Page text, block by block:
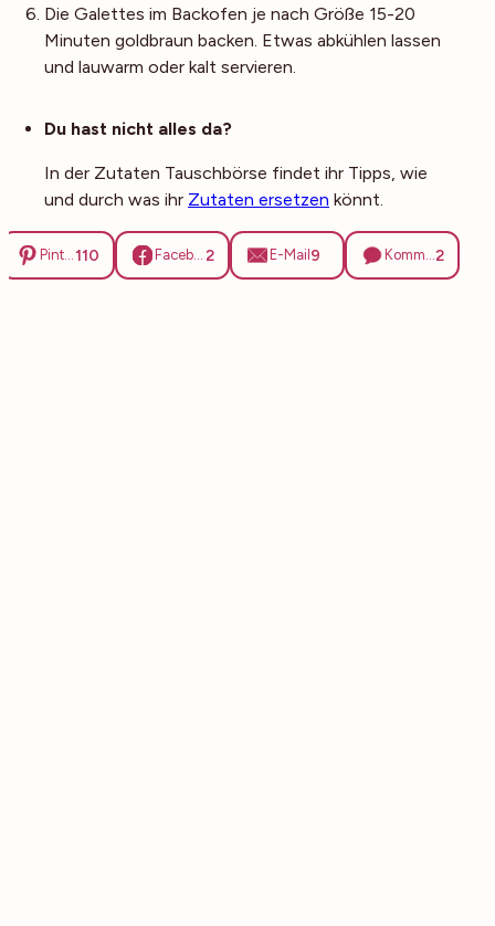
Die Galettes im Backofen je nach Größe 15-20
Minuten goldbraun backen. Etwas abkühlen lassen
und lauwarm oder kalt servieren.
Du hast nicht alles da?
In der Zutaten Tauschbörse findet ihr Tipps, wie
und durch was ihr Zutaten ersetzen könnt.
Pinterest110 Facebook 2 E-Mail 9 Kommentare2